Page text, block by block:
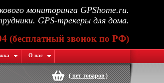
мониторинга GPShome.ru.
GPS-трекеры для дома.
(бесплатный звонок по РФ)
О нас
(нет товаров)